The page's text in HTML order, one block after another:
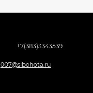
+7(383)3343539
007@sibohota.ru